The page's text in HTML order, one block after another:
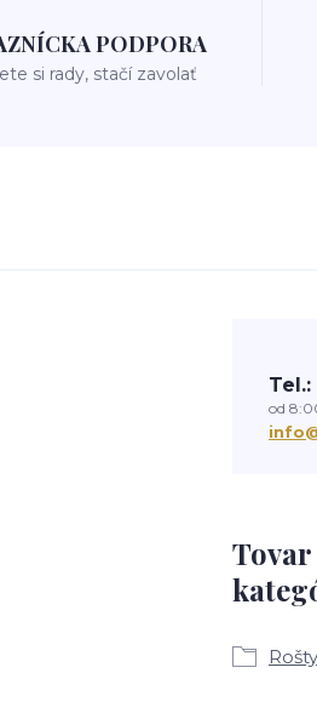
PODPORA
si rady, stačí zavolať
Tovar
Tel.:
od